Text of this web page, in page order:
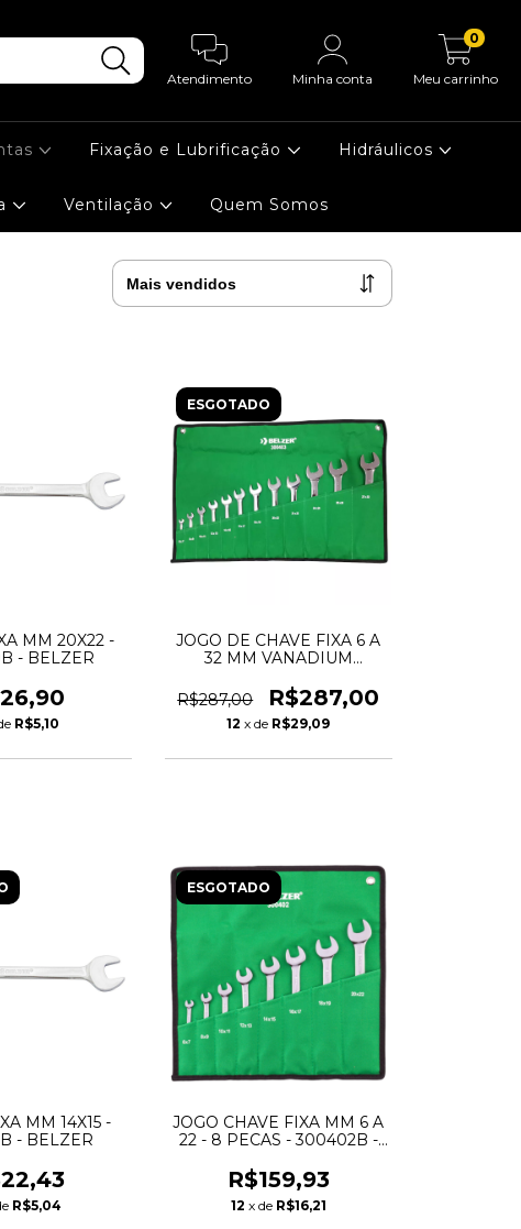
Atendimento Minha conta Meu carrinho
0
Fixação e Lubrificação Hidráulicos
Ventilação Quem Somos
MM 20X22 -
- BELZER
R$5,10
ESGOTADO
JOGO DE CHAVE FIXA 6 A
32 MM VANADIUM
R$287,00
R$287,00
12 x de R$29,09
MM 14X15 -
- BELZER
R$5,04
ESGOTADO
JOGO CHAVE FIXA MM 6 A
22 - 8 PECAS - 300402B -
R$159,93
12 x de R$16,21